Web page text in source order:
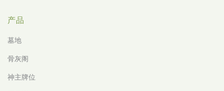
产品
墓地
骨灰阁
神主牌位